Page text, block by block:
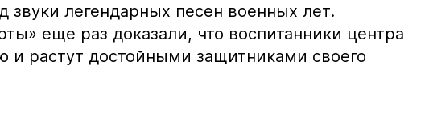
звуки легендарных песен военных лет.
еще раз доказали, что воспитанники центра
и растут достойными защитниками своего